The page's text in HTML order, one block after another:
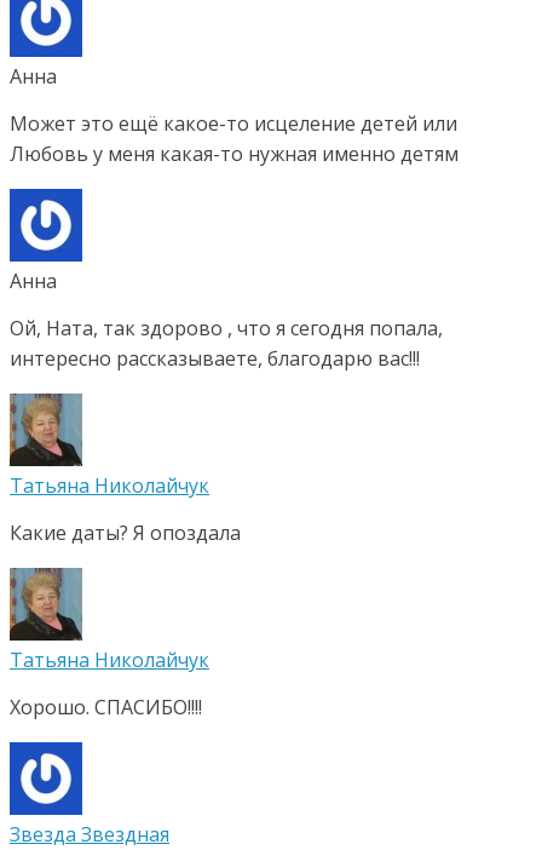
Анна
Может это ещё какое-то исцеление детей или
Любовь у меня какая-то нужная именно детям
Анна
Ой, Ната, так здорово , что я сегодня попала,
интересно рассказываете, благодарю вас!!!
Татьяна Николайчук
Какие даты? Я опоздала
Татьяна Николайчук
Хорошо. СПАСИБО!!!!
Звезда Звездная